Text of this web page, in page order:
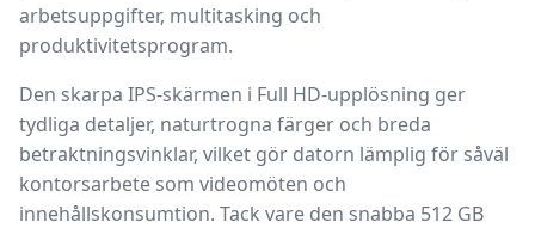
arbetsuppgifter, multitasking och
produktivitetsprogram.
Den skarpa IPS-skärmen i Full HD-upplösning ger
tydliga detaljer, naturtrogna färger och breda
betraktningsvinklar, vilket gör datorn lämplig för såväl
kontorsarbete som videomöten och
innehållskonsumtion. Tack vare den snabba 512 GB